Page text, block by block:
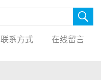
联系方式 在线留言